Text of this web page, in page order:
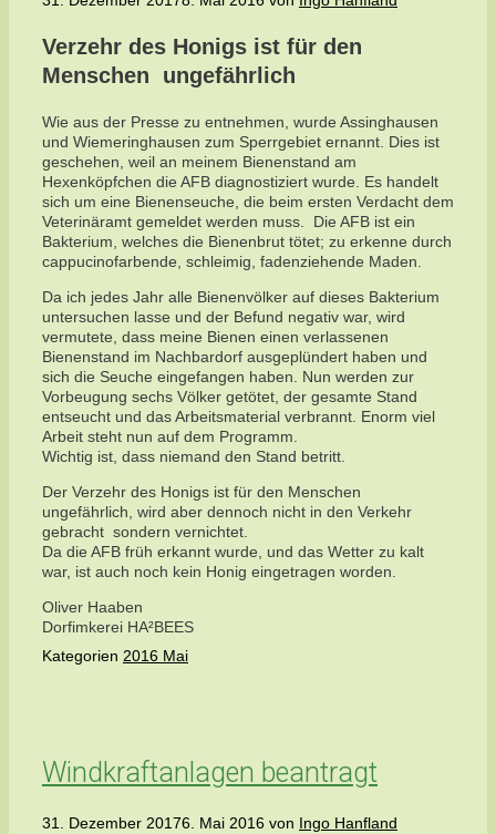
Verzehr des Honigs ist für den
Menschen ungefährlich
Wie aus der Presse zu entnehmen, wurde Assinghausen
und Wiemeringhausen zum Sperrgebiet ernannt. Dies ist
geschehen, weil an meinem Bienenstand am
Hexenköpfchen die AFB diagnostiziert wurde. Es handelt
sich um eine Bienenseuche, die beim ersten Verdacht dem
Veterinäramt gemeldet werden muss. Die AFB ist ein
Bakterium, welches die Bienenbrut tötet; zu erkenne durch
cappucinofarbende, schleimig, fadenziehende Maden.
Da ich jedes Jahr alle Bienenvölker auf dieses Bakterium
untersuchen lasse und der Befund negativ war, wird
vermutete, dass meine Bienen einen verlassenen
Bienenstand im Nachbardorf ausgeplündert haben und
sich die Seuche eingefangen haben. Nun werden zur
Vorbeugung sechs Völker getötet, der gesamte Stand
entseucht und das Arbeitsmaterial verbrannt. Enorm viel
Arbeit steht nun auf dem Programm.
Wichtig ist, dass niemand den Stand betritt.
Der Verzehr des Honigs ist für den Menschen
ungefährlich, wird aber dennoch nicht in den Verkehr
gebracht sondern vernichtet.
Da die AFB früh erkannt wurde, und das Wetter zu kalt
war, ist auch noch kein Honig eingetragen worden.
Oliver Haaben
Dorfimkerei HA²BEES
Kategorien 2016 Mai
Windkraftanlagen beantragt
31. Dezember 20176. Mai 2016 von Ingo Hanfland